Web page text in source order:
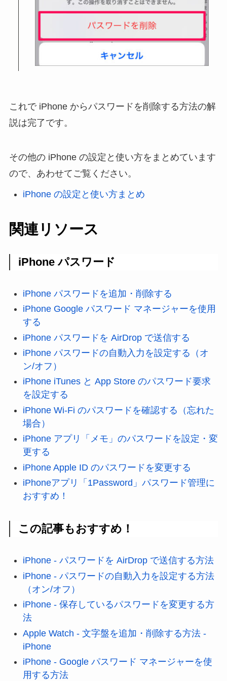
これで iPhone からパスワードを削除する方法の解
説は完了です。
その他の iPhone の設定と使い方をまとめています
ので、あわせてご覧ください。
iPhone の設定と使い方まとめ
関連リソース
iPhone パスワード
iPhone パスワードを追加・削除する
iPhone Google パスワード マネージャーを使用
する
iPhone パスワードを AirDrop で送信する
iPhone パスワードの自動入力を設定する（オ
ン/オフ）
iPhone iTunes と App Store のパスワード要求
を設定する
iPhone Wi-Fi のパスワードを確認する（忘れた
場合）
iPhone アプリ「メモ」のパスワードを設定・変
更する
iPhone Apple ID のパスワードを変更する
iPhoneアプリ「1Password」パスワード管理に
おすすめ！
この記事もおすすめ！
iPhone - パスワードを AirDrop で送信する方法
iPhone - パスワードの自動入力を設定する方法
（オン/オフ）
iPhone - 保存しているパスワードを変更する方
法
Apple Watch - 文字盤を追加・削除する方法 -
iPhone
iPhone - Google パスワード マネージャーを使
用する方法